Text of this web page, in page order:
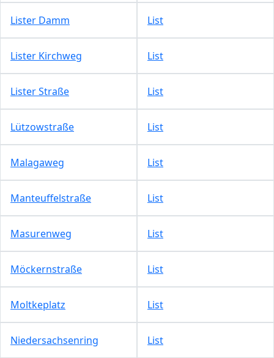
Lister Damm List
Lister Kirchweg List
Lister Straße List
Lützowstraße List
Malagaweg List
Manteuffelstraße List
Masurenweg List
Möckernstraße List
Moltkeplatz List
Niedersachsenring List